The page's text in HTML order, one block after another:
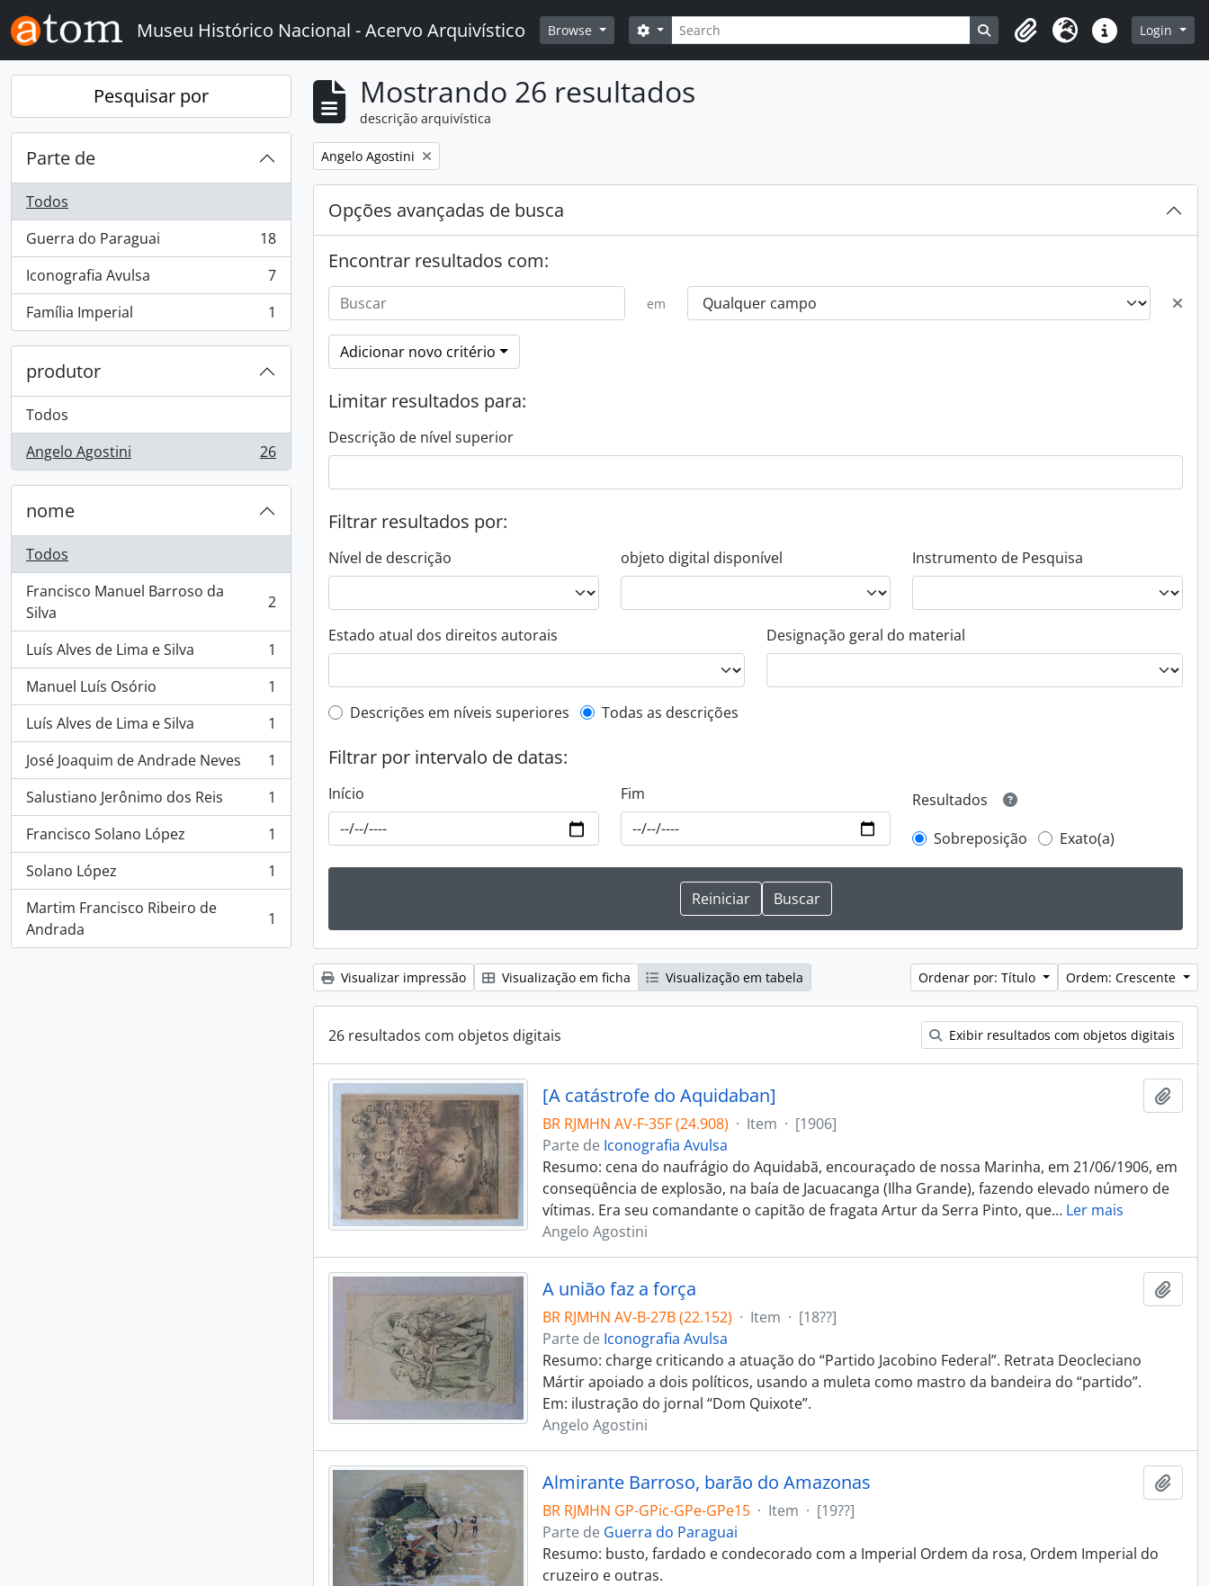
Skip to main content
Museu Histórico Nacional - Acervo Arquivístico Browse Buscar
Opções de busca Busque na página de navegação
Clipboard
Idioma Atalhos Login
Pesquisar por
Parte de
Todos
Guerra do Paraguai
, 18 resultados
18
Iconografia Avulsa
, 7 resultados
7
Família Imperial
, 1 resultados 1
produtor
Todos
Angelo Agostini
, 26 resultados 26
nome
Todos
Francisco Manuel Barroso da
Silva
, 2 resultados 2
Luís Alves de Lima e Silva
, 1 resultados
1
Manuel Luís Osório
, 1 resultados
1
Luís Alves de Lima e Silva
, 1 resultados
1
José Joaquim de Andrade Neves
, 1 resultados
1
Salustiano Jerônimo dos Reis
, 1 resultados
1
Francisco Solano López
, 1 resultados
1
Solano López
, 1 resultados
1
Martim Francisco Ribeiro de
Andrada
, 1 resultados 1
Mostrando 26 resultados
descrição arquivística
Remover filtro:
Angelo Agostini
Opções avançadas de busca
Encontrar resultados com:
em
Adicionar novo critério
Limitar resultados para:
Descrição de nível superior
Filtrar resultados por:
Nível de descrição objeto digital disponível Instrumento de Pesquisa
Estado atual dos direitos autorais Designação geral do material
Filtro de descrição de nível superior
Descrições em níveis superiores Todas as descrições
Filtrar por intervalo de datas:
Início Fim
Resultados
Sobreposição
Exato(a)
Visualizar impressão Visualização em ficha Visualização em tabela Ordenar por: Título Ordem: Crescente
26 resultados com objetos digitais Exibir resultados com objetos digitais
[A catástrofe do Aquidaban]
BR RJMHN AV-F-35F (24.908) · Item · [1906]
Parte de Iconografia Avulsa
Resumo: cena do naufrágio do Aquidabã, encouraçado de nossa Marinha, em 21/06/1906, em
conseqüência de explosão, na baía de Jacuacanga (Ilha Grande), fazendo elevado número de
vítimas. Era seu comandante o capitão de fragata Artur da Serra Pinto, que… Ler mais
Angelo Agostini
A união faz a força
BR RJMHN AV-B-27B (22.152) · Item · [18??]
Parte de Iconografia Avulsa
Resumo: charge criticando a atuação do “Partido Jacobino Federal”. Retrata Deocleciano
Mártir apoiado a dois políticos, usando a muleta como mastro da bandeira do “partido”.
Em: ilustração do jornal “Dom Quixote”.
Angelo Agostini
Almirante Barroso, barão do Amazonas
BR RJMHN GP-GPic-GPe-GPe15 · Item · [19??]
Parte de Guerra do Paraguai
Resumo: busto, fardado e condecorado com a Imperial Ordem da rosa, Ordem Imperial do
cruzeiro e outras.